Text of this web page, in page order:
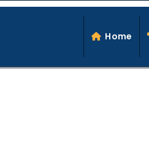
Skip
Home